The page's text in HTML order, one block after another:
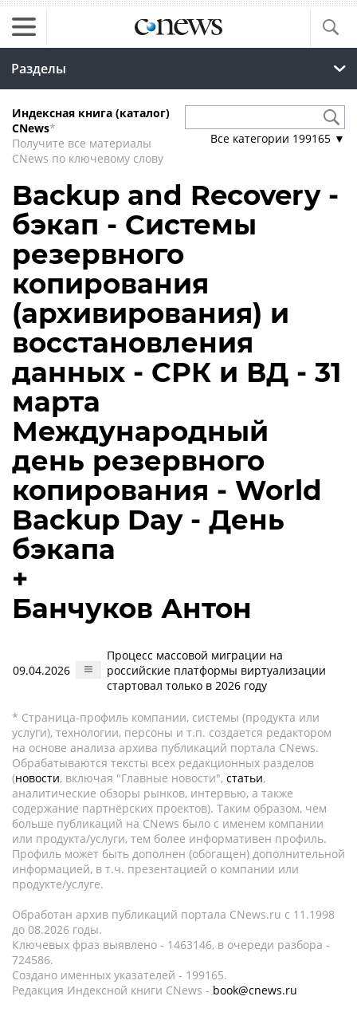
Разделы
Индексная книга (каталог)
CNews*
Получите все материалы
CNews по ключевому слову
Все категории 199165 ▼
Backup and Recovery -
бэкап - Системы
резервного
копирования
(архивирования) и
восстановления
данных - СРК и ВД - 31
марта
Международный
день резервного
копирования - World
Backup Day - День
бэкапа
+
Банчуков Антон
09.04.2026
Процесс массовой миграции на
российские платформы виртуализации
стартовал только в 2026 году
* Страница-профиль компании, системы (продукта или
услуги), технологии, персоны и т.п. создается редактором
на основе анализа архива публикаций портала CNews.
Обрабатываются тексты всех редакционных разделов
(новости, включая "Главные новости", статьи,
аналитические обзоры рынков, интервью, а также
содержание партнёрских проектов). Таким образом, чем
больше публикаций на CNews было с именем компании
или продукта/услуги, тем более информативен профиль.
Профиль может быть дополнен (обогащен) дополнительной
информацией, в т.ч. презентацией о компании или
продукте/услуге.
Обработан архив публикаций портала CNews.ru c 11.1998
до 08.2026 годы.
Ключевых фраз выявлено - 1463146, в очереди разбора -
724586.
Создано именных указателей - 199165.
Редакция Индексной книги CNews - book@cnews.ru